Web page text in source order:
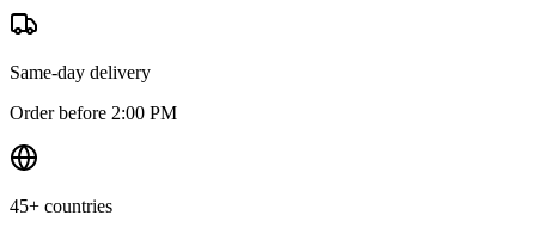
Same-day delivery
Order before 2:00 PM
45+ countries